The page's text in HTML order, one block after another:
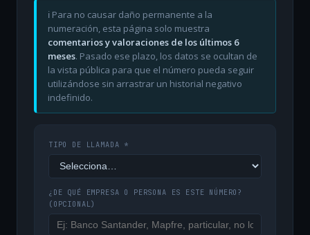
ℹ️ Para no causar daño permanente a la
numeración, esta página solo muestra
comentarios y valoraciones de los últimos 6
meses. Pasado ese plazo, los datos se ocultan de
la vista pública para que el número pueda seguir
utilizándose sin arrastrar un historial negativo
indefinido.
TIPO DE LLAMADA *
¿DE QUÉ EMPRESA O PERSONA ES ESTE NÚMERO?
(OPCIONAL)